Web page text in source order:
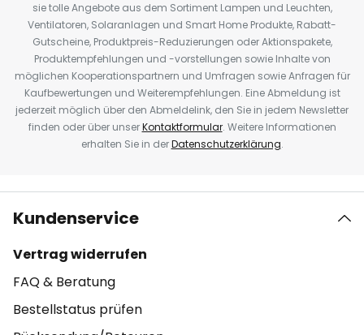
sie tolle Angebote aus dem Sortiment Lampen und Leuchten,
Ventilatoren, Solaranlagen und Smart Home Produkte, Rabatt-
Gutscheine, Produktpreis-Reduzierungen oder Aktionspakete,
Produktempfehlungen und -vorstellungen sowie Inhalte von
möglichen Kooperationspartnern und Umfragen sowie Anfragen für
Kaufbewertungen und Weiterempfehlungen. Eine Abmeldung ist
jederzeit möglich über den Abmeldelink, den Sie in jedem Newsletter
finden oder über unserKontaktformular. Weitere Informationen
erhalten Sie in derDatenschutzerklärung.
Kundenservice
Vertrag widerrufen
FAQ & Beratung
Bestellstatus prüfen